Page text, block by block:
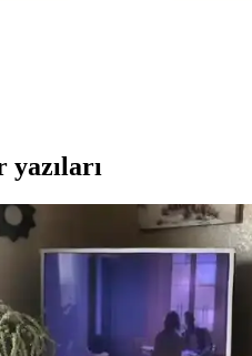
yazıları